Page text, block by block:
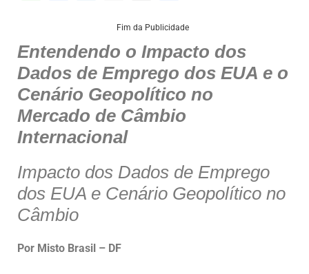
s
A
p
p
e
b
o
o
k
e
dI
n
ai
l
ar
e
Fim da Publicidade
Entendendo o Impacto dos
Dados de Emprego dos EUA e o
Cenário Geopolítico no
Mercado de Câmbio
Internacional
Impacto dos Dados de Emprego
dos EUA e Cenário Geopolítico no
Câmbio
Por Misto Brasil – DF